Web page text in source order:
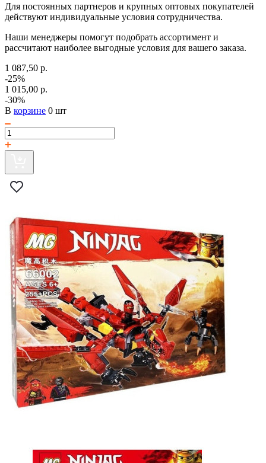
Для постоянных партнеров и крупных оптовых покупателей
действуют индивидуальные условия сотрудничества.
Наши менеджеры помогут подобрать ассортимент и
рассчитают наиболее выгодные условия для вашего заказа.
1 087,50 р.
-25%
1 015,00 р.
-30%
В корзине 0 шт